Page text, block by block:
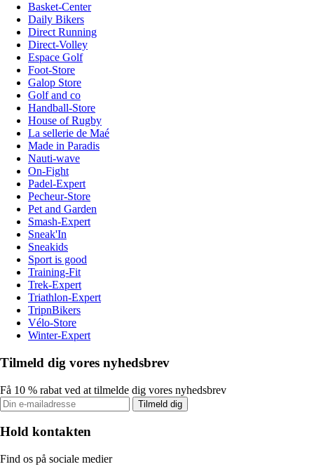
Basket-Center
Daily Bikers
Direct Running
Direct-Volley
Espace Golf
Foot-Store
Galop Store
Golf and co
Handball-Store
House of Rugby
La sellerie de Maé
Made in Paradis
Nauti-wave
On-Fight
Padel-Expert
Pecheur-Store
Pet and Garden
Smash-Expert
Sneak'In
Sneakids
Sport is good
Training-Fit
Trek-Expert
Triathlon-Expert
TripnBikers
Vélo-Store
Winter-Expert
Tilmeld dig vores nyhedsbrev
Få 10 % rabat ved at tilmelde dig vores nyhedsbrev
Tilmeld dig
Hold kontakten
Find os på sociale medier